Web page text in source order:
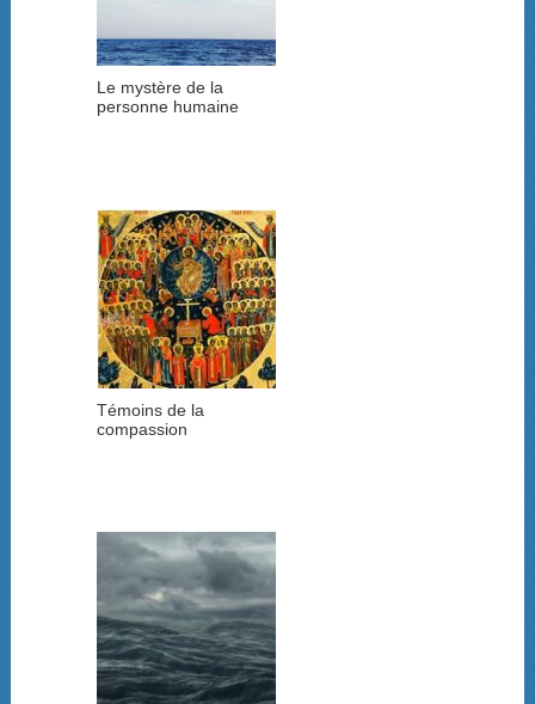
Le mystère de la
personne humaine
Témoins de la
compassion